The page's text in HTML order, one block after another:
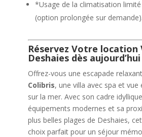
*Usage de la climatisation
(option prolongée sur demande).
Réservez Votre location
Deshaies dès aujourd’hui
Offrez-vous une escapade
Colibris, une villa avec spa et vue
sur la mer. Avec son cadre
équipements modernes et sa
plus belles plages de Deshaies,
choix parfait pour un séjour